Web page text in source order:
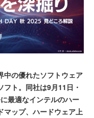
の優れたソフトウェア
ト。同社は9月11日・
最適なインテルのハー
マップ、ハードウェア上